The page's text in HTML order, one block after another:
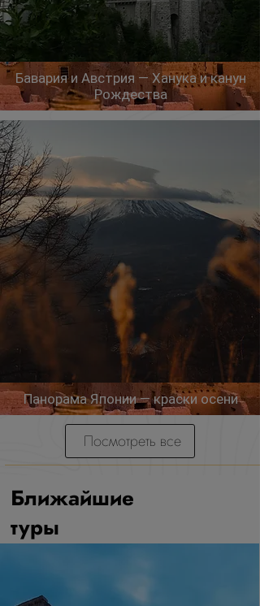
Бавария и Австрия — Ханука и канун
Рождества
Панорама Японии — краски осени
Посмотреть все
Ближайшие
туры